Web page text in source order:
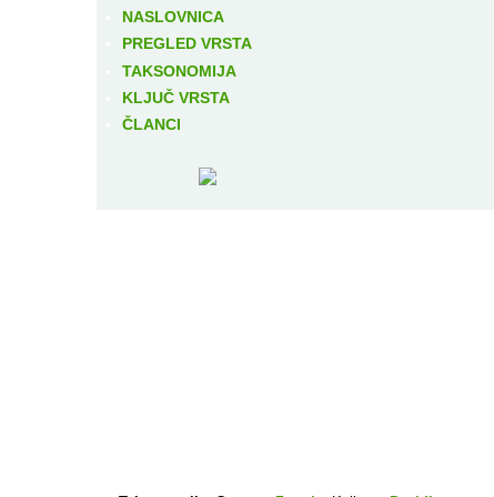
NASLOVNICA
PREGLED VRSTA
TAKSONOMIJA
KLJUČ VRSTA
ČLANCI